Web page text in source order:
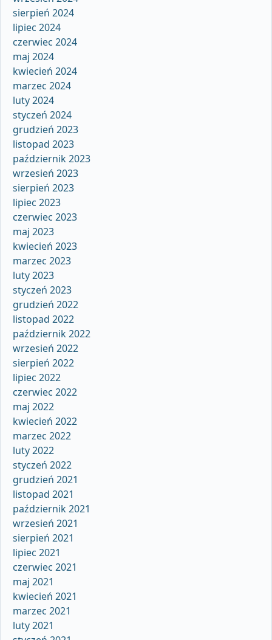
sierpień 2024
lipiec 2024
czerwiec 2024
maj 2024
kwiecień 2024
marzec 2024
luty 2024
styczeń 2024
grudzień 2023
listopad 2023
październik 2023
wrzesień 2023
sierpień 2023
lipiec 2023
czerwiec 2023
maj 2023
kwiecień 2023
marzec 2023
luty 2023
styczeń 2023
grudzień 2022
listopad 2022
październik 2022
wrzesień 2022
sierpień 2022
lipiec 2022
czerwiec 2022
maj 2022
kwiecień 2022
marzec 2022
luty 2022
styczeń 2022
grudzień 2021
listopad 2021
październik 2021
wrzesień 2021
sierpień 2021
lipiec 2021
czerwiec 2021
maj 2021
kwiecień 2021
marzec 2021
luty 2021